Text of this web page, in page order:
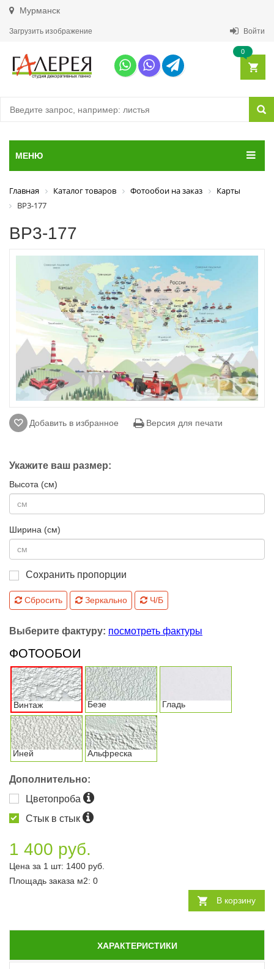
Мурманск
Загрузить изображение Войти
0
МЕНЮ
Главная Каталог товаров Фотообои на заказ
Карты
ВР3-177
ВР3-177
Добавить в избранное Версия для печати
Укажите ваш размер:
Высота (см)
Ширина (см)
Сохранить пропорции
Сбросить Зеркально Ч/Б
Выберите фактуру: посмотреть фактуры
ФОТООБОИ
Винтаж Безе Гладь
Иней Альфреска
Дополнительно:
Цветопроба
Стык в стык
1 400 руб.
Цена за 1 шт: 1400 руб.
Площадь заказа м2: 0
В корзину
ХАРАКТЕРИСТИКИ